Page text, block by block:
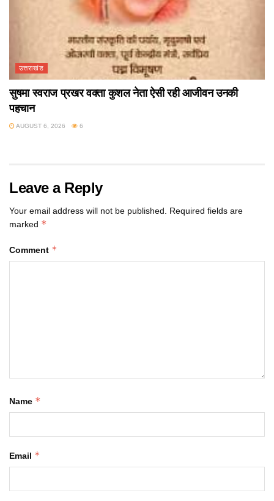
उत्तराखंड
सुषमा स्वराज प्रखर वक्ता कुशल नेता ऐसी रही आजीवन उनकी
पहचान
AUGUST 6, 2026 6
Leave a Reply
Your email address will not be published. Required fields are
marked *
Comment *
Name *
Email *